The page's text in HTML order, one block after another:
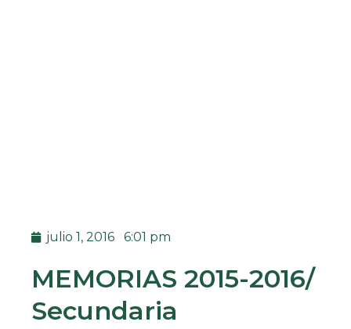
julio 1, 2016 6:01 pm
MEMORIAS 2015-2016/
Secundaria